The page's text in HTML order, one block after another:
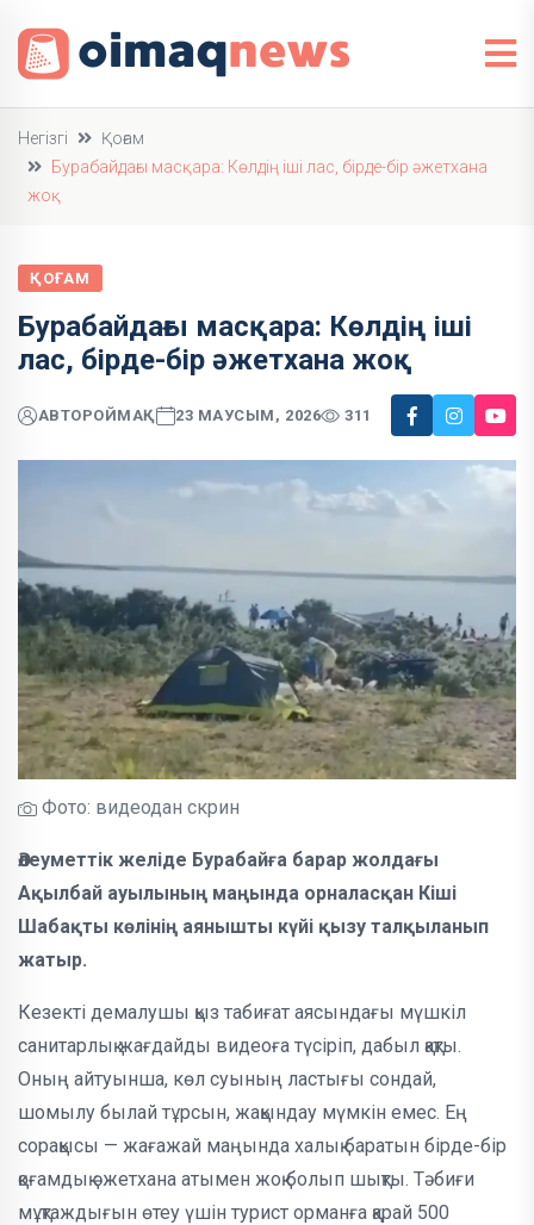
Негізгі
Қоғам
Бурабайдағы масқара: Көлдің іші лас, бірде-бір әжетхана
жоқ
ҚОҒАМ
Бурабайдағы масқара: Көлдің іші
лас, бірде-бір әжетхана жоқ
АВТОРОЙМАҚ 23 МАУСЫМ, 2026 311
Фото: видеодан скрин
Әлеуметтік желіде Бурабайға барар жолдағы
Ақылбай ауылының маңында орналасқан Кіші
Шабақты көлінің аянышты күйі қызу талқыланып
жатыр.
Кезекті демалушы қыз табиғат аясындағы мүшкіл
санитарлық жағдайды видеоға түсіріп, дабыл қақты.
Оның айтуынша, көл суының ластығы сондай,
шомылу былай тұрсын, жақындау мүмкін емес. Ең
сорақысы — жағажай маңында халық баратын бірде-бір
қоғамдық әжетхана атымен жоқ болып шықты. Тәбиғи
мұқтаждығын өтеу үшін турист орманға қарай 500